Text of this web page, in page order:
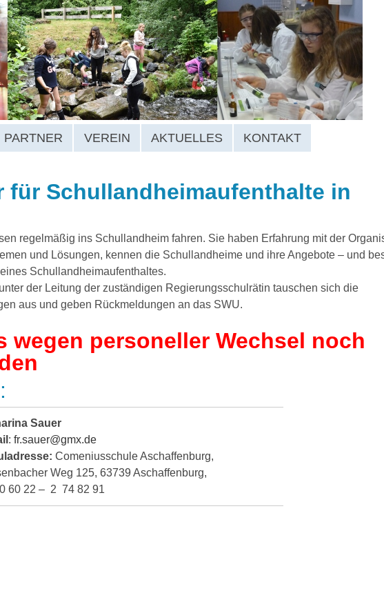
PARTNER VEREIN AKTUELLES KONTAKT
für Schullandheimaufenthalte in
regelmäßig ins Schullandheim fahren. Sie haben Erfahrung mit der
und Lösungen, kennen die Schullandheime und ihre Angebote – und
Schullandheimaufenthaltes.
der Leitung der zuständigen Regierungsschulrätin tauschen sich die
aus und geben Rückmeldungen an das SWU.
wegen personeller Wechsel noch
Sauer
: fr.sauer@gmx.de
Comeniusschule Aschaffenburg,
Weg 125, 63739 Aschaffenburg,
60 22 – 2 74 82 91